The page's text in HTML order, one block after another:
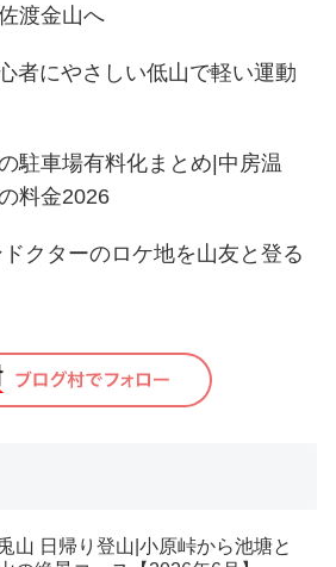
渡金山へ
者にやさしい低山で軽い運動
駐車場有料化まとめ|中房温
料金2026
クターのロケ地を山友と登る
山 日帰り登山|小原峠から池塘と